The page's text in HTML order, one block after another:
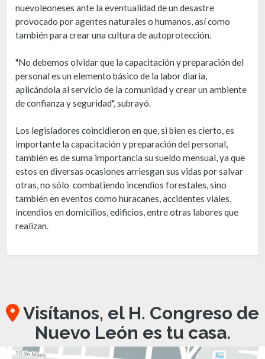
nuevoleoneses ante la eventualidad de un desastre
provocado por agentes naturales o humanos, así como
también para crear una cultura de autoprotección.
"No debemos olvidar que la capacitación y preparación del
personal es un elemento básico de la labor diaria,
aplicándola al servicio de la comunidad y crear un ambiente
de confianza y seguridad", subrayó.
Los legisladores coincidieron en que, si bien es cierto, es
importante la capacitación y preparación del personal,
también es de suma importancia su sueldo mensual, ya que
estos en diversas ocasiones arriesgan sus vidas por salvar
otras, no sólo combatiendo incendios forestales, sino
también en eventos como huracanes, accidentes viales,
incendios en domicilios, edificios, entre otras labores que
realizan.
Visítanos, el H. Congreso de
Nuevo León es tu casa.